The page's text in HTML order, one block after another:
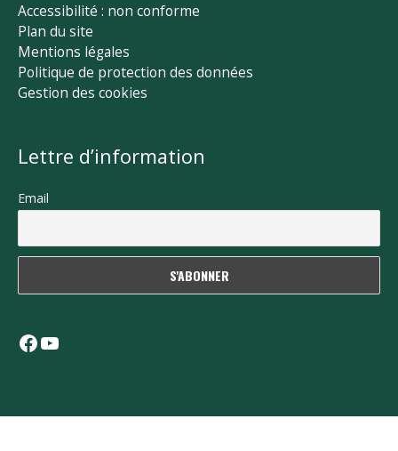
Accessibilité : non conforme
Plan du site
Mentions légales
Politique de protection des données
Gestion des cookies
Lettre d’information
Email
Facebook
YouTube